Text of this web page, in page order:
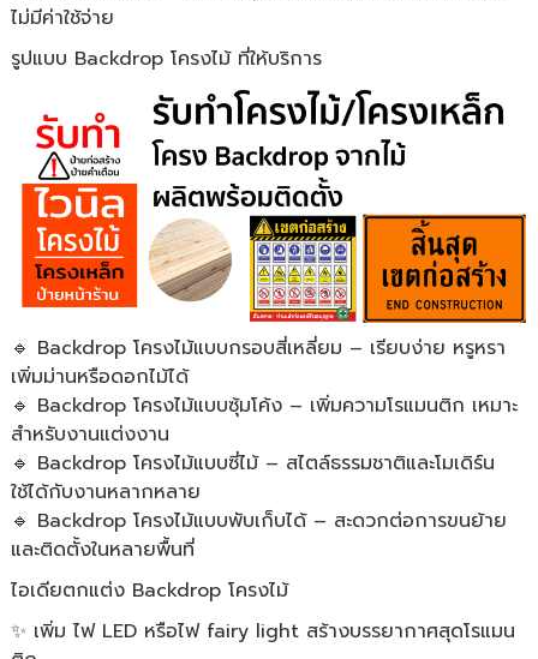
ไม่มีค่าใช้จ่าย
รูปแบบ Backdrop โครงไม้ ที่ให้บริการ
🔹 Backdrop โครงไม้แบบกรอบสี่เหลี่ยม – เรียบง่าย หรูหรา
เพิ่มม่านหรือดอกไม้ได้
🔹 Backdrop โครงไม้แบบซุ้มโค้ง – เพิ่มความโรแมนติก เหมาะ
สำหรับงานแต่งงาน
🔹 Backdrop โครงไม้แบบซี่ไม้ – สไตล์ธรรมชาติและโมเดิร์น
ใช้ได้กับงานหลากหลาย
🔹 Backdrop โครงไม้แบบพับเก็บได้ – สะดวกต่อการขนย้าย
และติดตั้งในหลายพื้นที่
ไอเดียตกแต่ง Backdrop โครงไม้
✨ เพิ่ม ไฟ LED หรือไฟ fairy light สร้างบรรยากาศสุดโรแมน